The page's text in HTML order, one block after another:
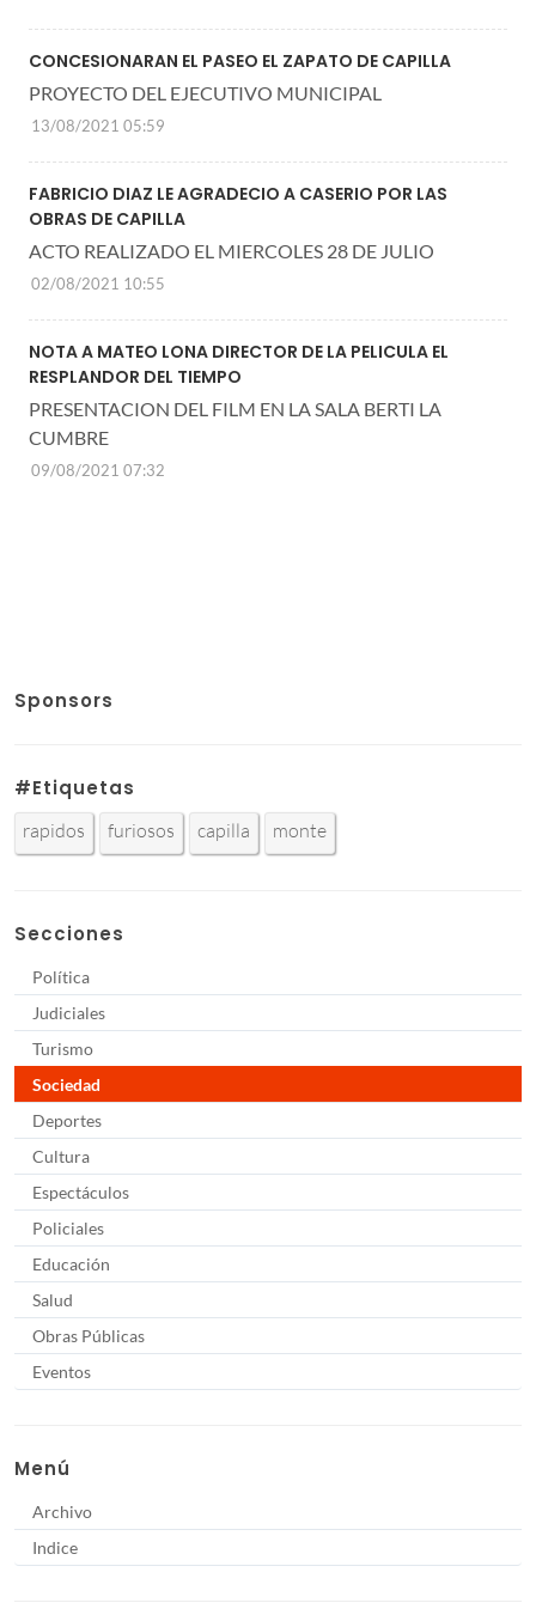
CONCESIONARAN EL PASEO EL ZAPATO DE CAPILLA
PROYECTO DEL EJECUTIVO MUNICIPAL
13/08/2021 05:59
FABRICIO DIAZ LE AGRADECIO A CASERIO POR LAS
OBRAS DE CAPILLA
ACTO REALIZADO EL MIERCOLES 28 DE JULIO
02/08/2021 10:55
NOTA A MATEO LONA DIRECTOR DE LA PELICULA EL
RESPLANDOR DEL TIEMPO
PRESENTACION DEL FILM EN LA SALA BERTI LA
CUMBRE
09/08/2021 07:32
Sponsors
#Etiquetas
rapidos furiosos capilla monte
Secciones
Política
Judiciales
Turismo
Sociedad
Deportes
Cultura
Espectáculos
Policiales
Educación
Salud
Obras Públicas
Eventos
Menú
Archivo
Indice